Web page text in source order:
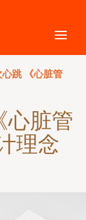
跳 《心脏管
心脏管
理念